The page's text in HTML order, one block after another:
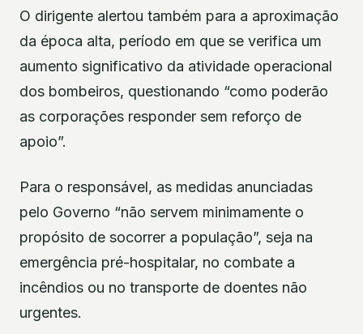
O dirigente alertou também para a aproximação
da época alta, período em que se verifica um
aumento significativo da atividade operacional
dos bombeiros, questionando “como poderão
as corporações responder sem reforço de
apoio”.
Para o responsável, as medidas anunciadas
pelo Governo “não servem minimamente o
propósito de socorrer a população”, seja na
emergência pré-hospitalar, no combate a
incêndios ou no transporte de doentes não
urgentes.